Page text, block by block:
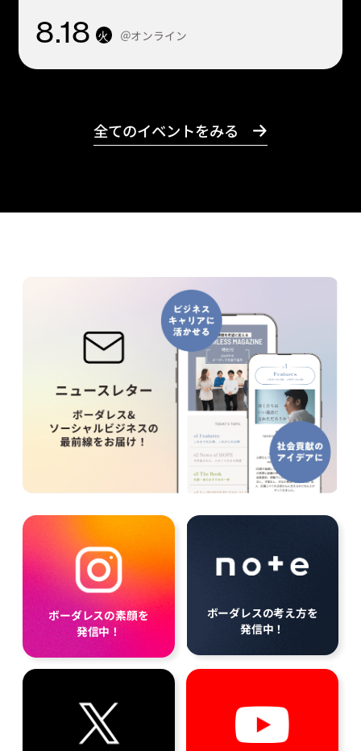
8.18 火 ＠オンライン
全てのイベントをみる
ボーダレスの素顔を
発信中！
ボーダレスの考え方を
発信中！